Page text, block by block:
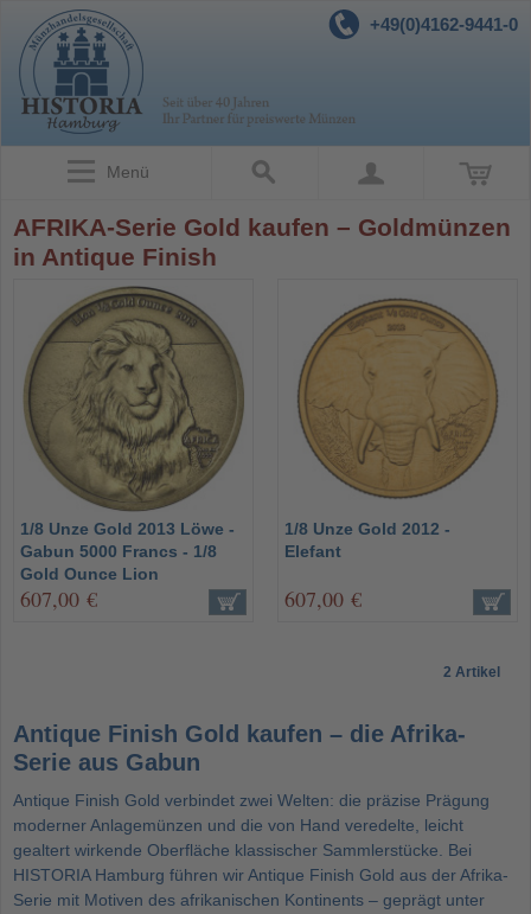
+49(0)4162-9441-0
Menü
AFRIKA-Serie Gold kaufen – Goldmünzen
in Antique Finish
1/8 Unze Gold 2013 Löwe -
Gabun 5000 Francs - 1/8
Gold Ounce Lion
607,00 €
1/8 Unze Gold 2012 -
Elefant
607,00 €
2 Artikel
Antique Finish Gold kaufen – die Afrika-
Serie aus Gabun
Antique Finish Gold verbindet zwei Welten: die präzise Prägung
moderner Anlagemünzen und die von Hand veredelte, leicht
gealtert wirkende Oberfläche klassischer Sammlerstücke. Bei
HISTORIA Hamburg führen wir Antique Finish Gold aus der Afrika-
Serie mit Motiven des afrikanischen Kontinents – geprägt unter